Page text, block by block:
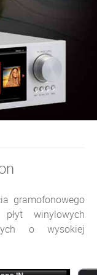
gramofonowego
płyt winylowych
o wysokiej